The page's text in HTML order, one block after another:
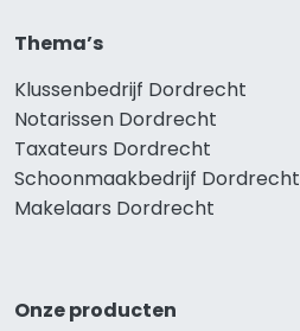
Thema’s
Klussenbedrijf Dordrecht
Notarissen Dordrecht
Taxateurs Dordrecht
Schoonmaakbedrijf Dordrecht
Makelaars Dordrecht
Onze producten